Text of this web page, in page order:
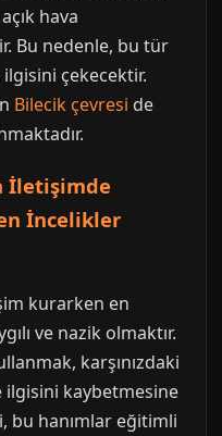
hava
Bu nedenle, bu tür
çekecektir.
Bilecik çevresi de
İletişimde
İncelikler
kurarken en
ve nazik olmaktır.
karşınızdaki
ilgisini kaybetmesine
bu hanımlar eğitimli